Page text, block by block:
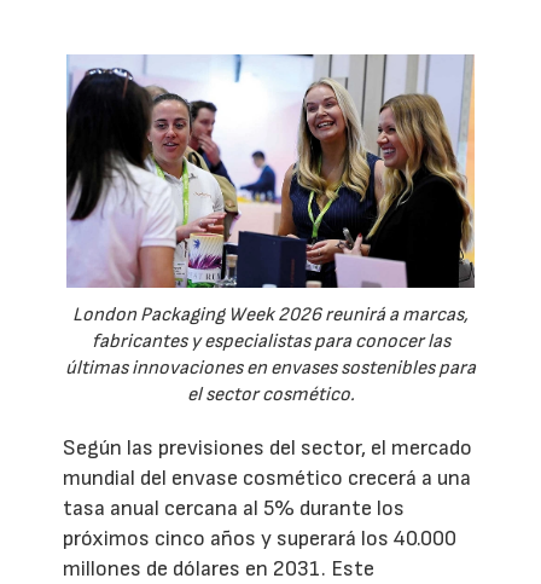
London Packaging Week 2026 reunirá a marcas,
fabricantes y especialistas para conocer las
últimas innovaciones en envases sostenibles para
el sector cosmético.
Según las previsiones del sector, el mercado
mundial del envase cosmético crecerá a una
tasa anual cercana al 5% durante los
próximos cinco años y superará los 40.000
millones de dólares en 2031. Este